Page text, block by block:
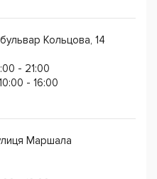
для матеріалів
в онлайн-платформі.
Кольцова, 14
- 21:00
- 16:00
Маршала